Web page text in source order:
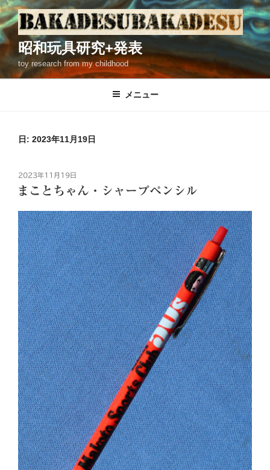
コ
ン
テ
ン
ツ
へ
昭和玩具研究+発表
toy research from my childhood
メニュー
日: 2023年11月19日
投
稿
日:
2023年11月19日
まことちゃん・シャープペンシル